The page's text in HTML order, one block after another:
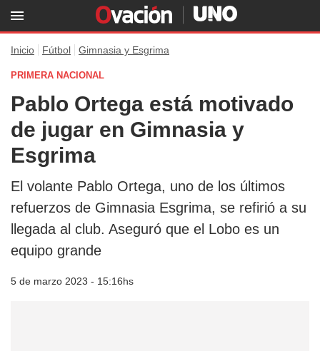
Inicio Fútbol Gimnasia y Esgrima
PRIMERA NACIONAL
Pablo Ortega está motivado
de jugar en Gimnasia y
Esgrima
El volante Pablo Ortega, uno de los últimos
refuerzos de Gimnasia Esgrima, se refirió a su
llegada al club. Aseguró que el Lobo es un
equipo grande
5 de marzo 2023 - 15:16hs